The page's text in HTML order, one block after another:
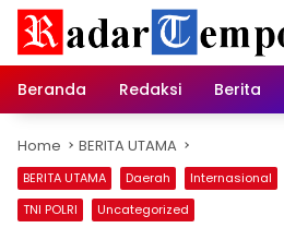
Skip
content
Beranda
Redaksi Berita
Home BERITA UTAMA
BERITA UTAMA Daerah Internasional
TNI POLRI
Uncategorized